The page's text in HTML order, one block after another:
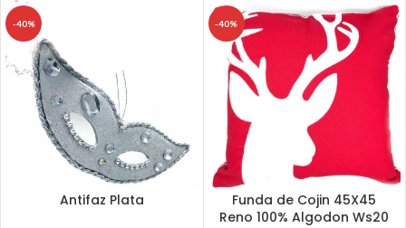
-40%
Antifaz Plata
-40%
Funda de Cojin 45X45
Reno 100% Algodon Ws20